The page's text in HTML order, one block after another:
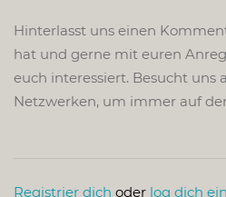
Hinterlasst uns einen
hat und gerne mit euren
euch interessiert. Besucht uns
Netzwerken, um immer auf
Registrier dich oder log dich ein